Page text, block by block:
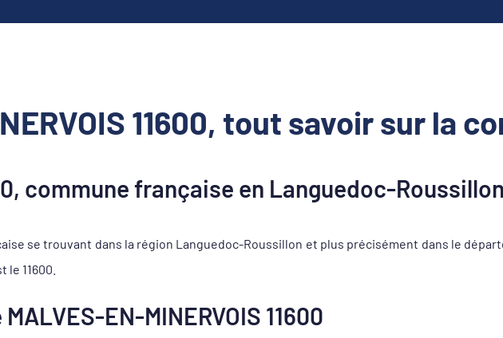
11600, tout savoir sur la
commune française en Languedoc-Roussillon
se trouvant dans la région Languedoc-Roussillon et plus précisément dans le
11600.
EN-MINERVOIS 11600